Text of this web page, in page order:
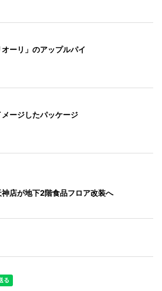
オーリ」のアップルパイ
ージしたパッケージ
店が地下2階食品フロア改装へ